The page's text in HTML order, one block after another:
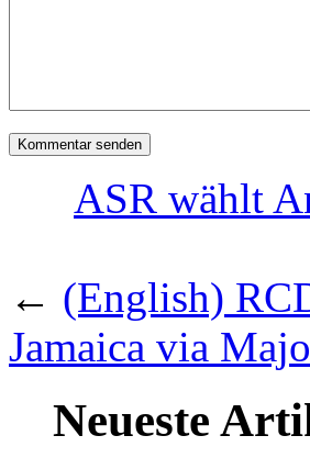
ASR wählt
← (English)
Jamaica via
Neueste